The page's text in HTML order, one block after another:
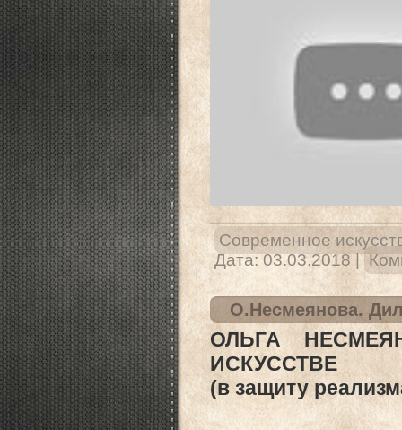
Современное
Дата: 03.03.2018 |
О.Несмеянова.
ОЛЬГА
ИСКУССТВЕ
(в защиту